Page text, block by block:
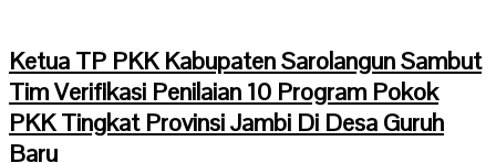
Ketua TP PKK Kabupaten Sarolangun Sambut
Tim Verifikasi Penilaian 10 Program Pokok
PKK Tingkat Provinsi Jambi Di Desa Guruh
Baru